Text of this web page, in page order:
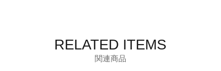
RELATED ITEMS
関連商品